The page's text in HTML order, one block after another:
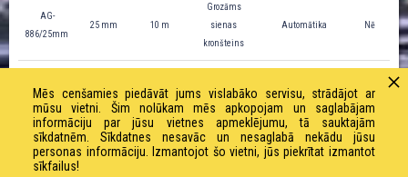
AG-
886/25mm
25 mm 10 m
Grozāms
sienas
kronšteins
Automātika Nē
PASŪTĪT PRODUKTU!
VĀRDS
Mēs cenšamies piedāvāt jums vislabāko servisu, strādājot ar
mūsu vietni. Šim nolūkam mēs apkopojam un saglabājam
informāciju par jūsu vietnes apmeklējumu, tā sauktajām
sīkdatnēm. Sīkdatnes nesavāc un nesaglabā nekādu jūsu
personas informāciju. Izmantojot šo vietni, jūs piekrītat izmantot
sīkfailus!